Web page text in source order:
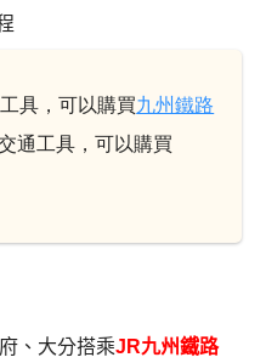
具，可以購買九州鐵路
通工具，可以購買
、大分搭乘JR九州鐵路